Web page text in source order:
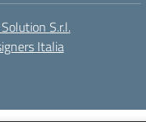
S.r.l.
Italia